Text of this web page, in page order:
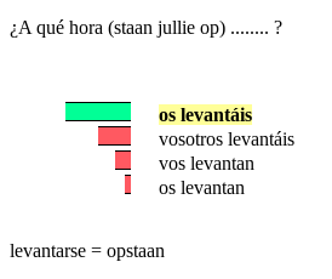
¿A qué hora (staan jullie op) ........ ?
os levantáis
vosotros levantáis
vos levantan
os levantan
levantarse = opstaan